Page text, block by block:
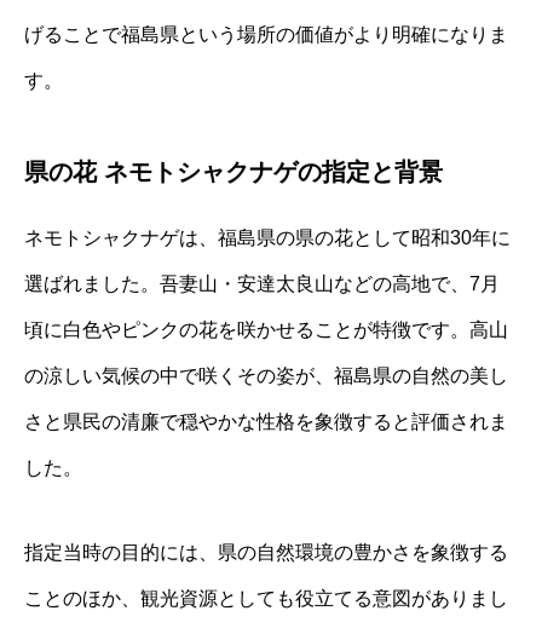
げることで福島県という場所の価値がより明確になりま
す。
県の花 ネモトシャクナゲの指定と背景
ネモトシャクナゲは、福島県の県の花として昭和30年に
選ばれました。吾妻山・安達太良山などの高地で、7月
頃に白色やピンクの花を咲かせることが特徴です。高山
の涼しい気候の中で咲くその姿が、福島県の自然の美し
さと県民の清廉で穏やかな性格を象徴すると評価されま
した。
指定当時の目的には、県の自然環境の豊かさを象徴する
ことのほか、観光資源としても役立てる意図がありまし